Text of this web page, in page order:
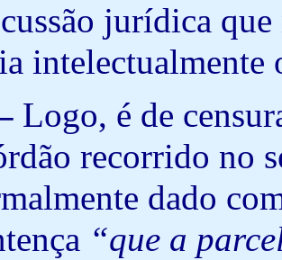
jurídica
intelectualmente
Logo, é de
recorrido no
dado
“que a